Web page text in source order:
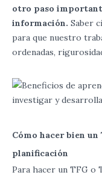
otro paso
información. Saber
para que nuestro
ordenadas,
Cómo hacer bien
planificación
Para hacer un TFG o